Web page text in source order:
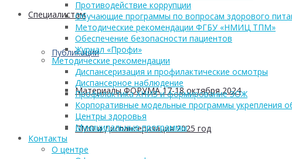
Cпециалистам
Публикации
Материалы ФОРУМА 17-18 октября 2024
ПМО и Диспансеризация 2025 год
Противодействие коррупции
Обучающие программы по вопросам здорового
Методические рекомендации ФГБУ «НМИЦ ТПМ»
Обеспечение безопасности пациентов
Журнал «Профи»
Методические рекомендации
Диспансеризация и профилактические осмотры
Диспансерное наблюдение
Профилактика ХНИЗ и формирование ЗОЖ
Корпоративные модельные программы укрепления
Центры здоровья
Муниципальные программы
Контакты
О центре